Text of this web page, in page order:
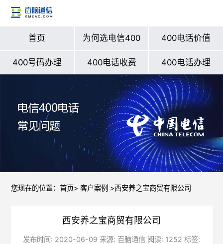
首页 为何选电信400 400电话价值
400号码办理 400电话收费 400电话办理
您现在的位置： 首页> 客户案例 >西安养之宝商贸有限公司
西安养之宝商贸有限公司
发布时间: 2020-06-09 来源: 百脑通信 阅读: 1252 标签: